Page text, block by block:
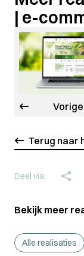
Deel via:
Bekijk meer
Alle realisaties
| e-
Terug naar